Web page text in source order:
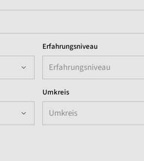
Erfahrungsniveau
Erfahrungsniveau
Umkreis
Umkreis